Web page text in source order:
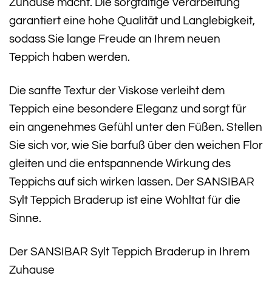
garantiert eine hohe Qualität und Langlebigkeit,
sodass Sie lange Freude an Ihrem neuen
Teppich haben werden.
Die sanfte Textur der Viskose verleiht dem
Teppich eine besondere Eleganz und sorgt für
ein angenehmes Gefühl unter den Füßen. Stellen
Sie sich vor, wie Sie barfuß über den weichen Flor
gleiten und die entspannende Wirkung des
Teppichs auf sich wirken lassen. Der SANSIBAR
Sylt Teppich Braderup ist eine Wohltat für die
Sinne.
Der SANSIBAR Sylt Teppich Braderup in Ihrem
Zuhause